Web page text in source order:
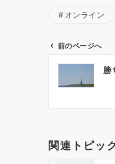
オンライン
投
稿
ゲ
前のページへ
勝
関連トピッ